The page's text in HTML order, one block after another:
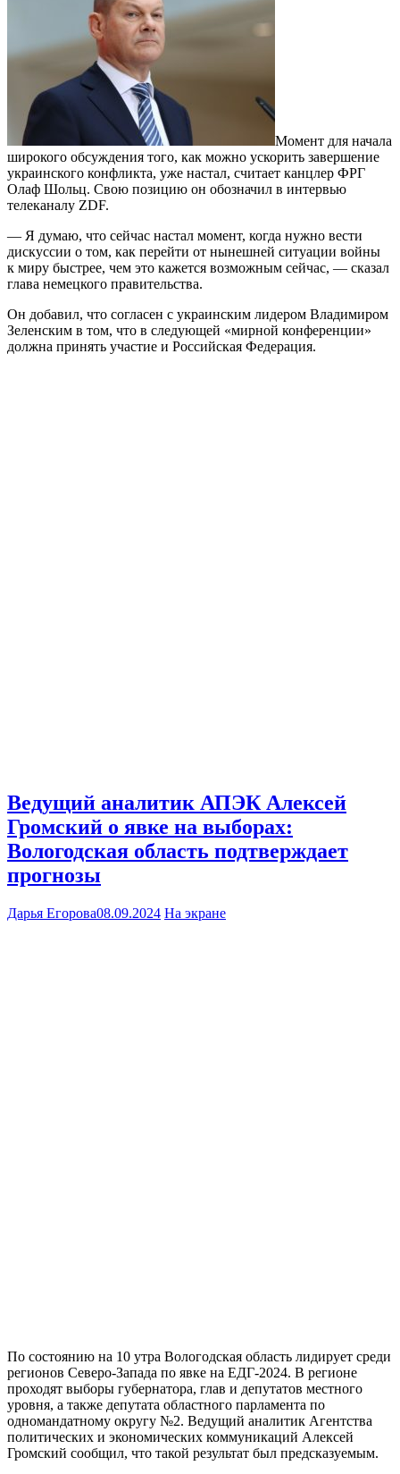
Момент для начала
широкого обсуждения того, как можно ускорить завершение
украинского конфликта, уже настал, считает канцлер ФРГ
Олаф Шольц. Свою позицию он обозначил в интервью
телеканалу ZDF.
— Я думаю, что сейчас настал момент, когда нужно вести
дискуссии о том, как перейти от нынешней ситуации войны
к миру быстрее, чем это кажется возможным сейчас, — сказал
глава немецкого правительства.
Он добавил, что согласен с украинским лидером Владимиром
Зеленским в том, что в следующей «мирной конференции»
должна принять участие и Российская Федерация.
Ведущий аналитик АПЭК Алексей
Громский о явке на выборах:
Вологодская область подтверждает
прогнозы
Дарья Егорова08.09.2024 На экране
По состоянию на 10 утра Вологодская область лидирует среди
регионов Северо-Запада по явке на ЕДГ-2024. В регионе
проходят выборы губернатора, глав и депутатов местного
уровня, а также депутата областного парламента по
одномандатному округу №2. Ведущий аналитик Агентства
политических и экономических коммуникаций Алексей
Громский сообщил, что такой результат был предсказуемым.